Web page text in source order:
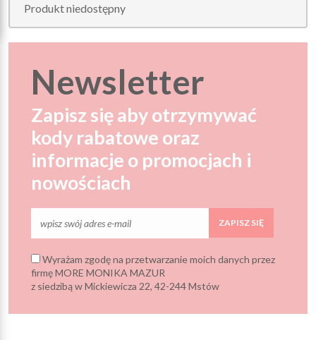
Produkt niedostępny
Newsletter
Zapisz się aby otrzymywać
kody rabatowe oraz
informacje o promocjach i
nowościach
ZAPISZ SIĘ
Wyrażam zgodę na przetwarzanie moich danych przez
firmę MORE MONIKA MAZUR
z siedzibą w Mickiewicza 22, 42-244 Mstów